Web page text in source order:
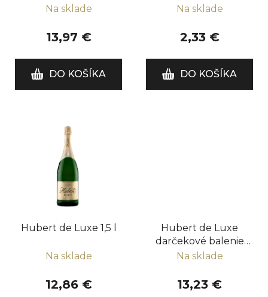
Na sklade
13,97 €
DO KOŠÍKA
Na sklade
2,33 €
DO KOŠÍKA
Hubert de Luxe 1,5 l
Na sklade
12,86 €
Hubert de Luxe
darčekové balenie
0,75 l
Na sklade
13,23 €